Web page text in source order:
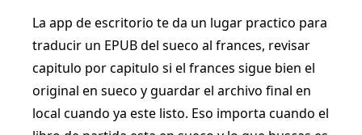
La app de escritorio te da un lugar practico para
traducir un EPUB del sueco al frances, revisar
capitulo por capitulo si el frances sigue bien el
original en sueco y guardar el archivo final en
local cuando ya este listo. Eso importa cuando el